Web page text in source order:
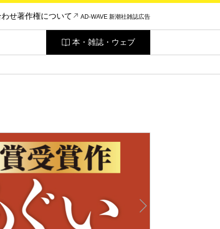
わせ著作権について AD-WAVE 新潮社雑誌広告
本・雑誌・ウェブ